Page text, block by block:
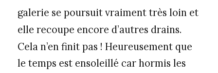
galerie se poursuit vraiment très loin et
elle recoupe encore d’autres drains.
Cela n’en finit pas ! Heureusement que
le temps est ensoleillé car hormis les